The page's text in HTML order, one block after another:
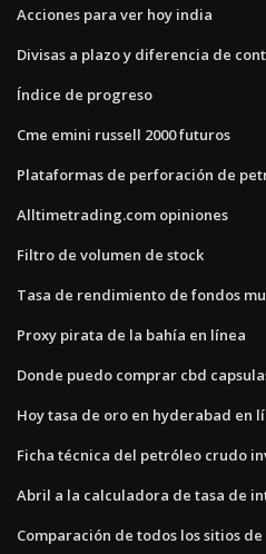
Acciones para ver hoy india
Divisas a plazo y diferencia de
Índice de progreso
Cme emini russell 2000 futuros
Plataformas de perforación de
Alltimetrading.com opiniones
Filtro de volumen de stock
Tasa de rendimiento de fondos
Proxy pirata de la bahía en línea
Donde puedo comprar cbd
Hoy tasa de oro en hyderabad en
Ficha técnica del petróleo crudo
Abril a la calculadora de tasa de
Comparación de todos los sitios